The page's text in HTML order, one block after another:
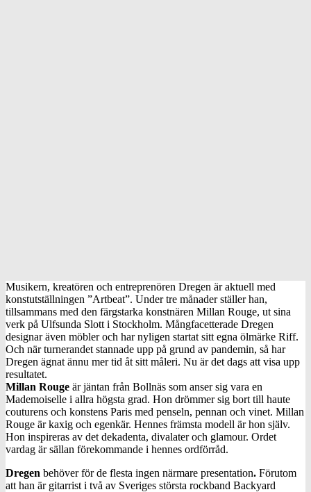
Musikern, kreatören och entreprenören Dregen är aktuell med
konstutställningen ”Artbeat”. Under tre månader ställer han,
tillsammans med den färgstarka konstnären Millan Rouge, ut sina
verk på Ulfsunda Slott i Stockholm. Mångfacetterade Dregen
designar även möbler och har nyligen startat sitt egna ölmärke Riff.
Och när turnerandet stannade upp på grund av pandemin, så har
Dregen ägnat ännu mer tid åt sitt måleri. Nu är det dags att visa upp
resultatet.
Millan Rouge är jäntan från Bollnäs som anser sig vara en
Mademoiselle i allra högsta grad. Hon drömmer sig bort till haute
couturens och konstens Paris med penseln, pennan och vinet. Millan
Rouge är kaxig och egenkär. Hennes främsta modell är hon själv.
Hon inspireras av det dekadenta, divalater och glamour. Ordet
vardag är sällan förekommande i hennes ordförråd.
Dregen behöver för de flesta ingen närmare presentation. Förutom
att han är gitarrist i två av Sveriges största rockband Backyard